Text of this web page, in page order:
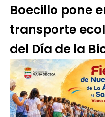
Boecillo pone
transporte
del Día de la